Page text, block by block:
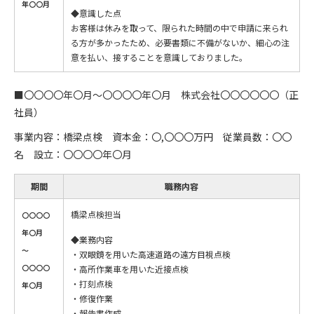
年〇〇月
◆意識した点
お客様は休みを取って、限られた時間の中で申請に来られ
る方が多かったため、必要書類に不備がないか、細心の注
意を払い、接することを意識しておりました。
■〇〇〇〇年〇月～〇〇〇〇年〇月 株式会社〇〇〇〇〇〇（正
社員）
事業内容：橋梁点検 資本金：〇,〇〇〇万円 従業員数：〇〇
名 設立：〇〇〇〇年〇月
期間 職務内容
〇〇〇〇
年〇月
～
〇〇〇〇
年〇月
橋梁点検担当
◆業務内容
・双眼鏡を用いた高速道路の遠方目視点検
・高所作業車を用いた近接点検
・打刻点検
・修復作業